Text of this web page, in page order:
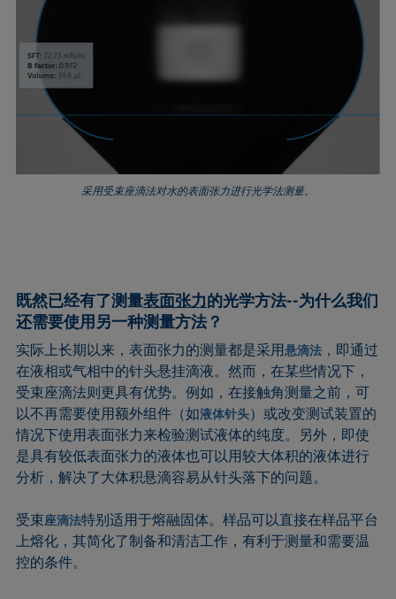
采用受束座滴法对水的表面张力进行光学法测量。
既然已经有了测量表面张力的光学方法--为什么我们
还需要使用另一种测量方法？
实际上长期以来，表面张力的测量都是采用悬滴法 ，即通过
在液相或气相中的针头悬挂滴液。然而，在某些情况下，
受束座滴法则更具有优势。例如，在接触角测量之前，可
以不再需要使用额外组件（如液体针头）或改变测试装置的
情况下使用表面张力来检验测试液体的纯度。另外，即使
是具有较低表面张力的液体也可以用较大体积的液体进行
分析，解决了大体积悬滴容易从针头落下的问题。
受束座滴法特别适用于熔融固体。样品可以直接在样品平台
上熔化，其简化了制备和清洁工作，有利于测量和需要温
控的条件。